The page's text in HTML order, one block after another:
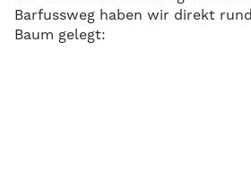
Barfussweg haben wir direkt
Baum gelegt: